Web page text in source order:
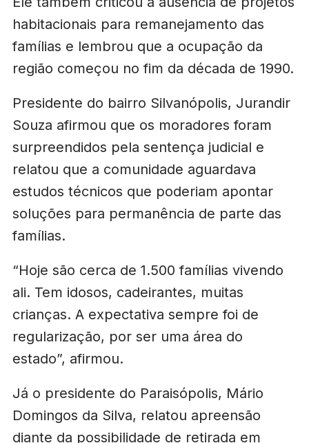
habitacionais para remanejamento das
famílias e lembrou que a ocupação da
região começou no fim da década de 1990.
Presidente do bairro Silvanópolis, Jurandir
Souza afirmou que os moradores foram
surpreendidos pela sentença judicial e
relatou que a comunidade aguardava
estudos técnicos que poderiam apontar
soluções para permanência de parte das
famílias.
“Hoje são cerca de 1.500 famílias vivendo
ali. Tem idosos, cadeirantes, muitas
crianças. A expectativa sempre foi de
regularização, por ser uma área do
estado”, afirmou.
Já o presidente do Paraisópolis, Mário
Domingos da Silva, relatou apreensão
diante da possibilidade de retirada em